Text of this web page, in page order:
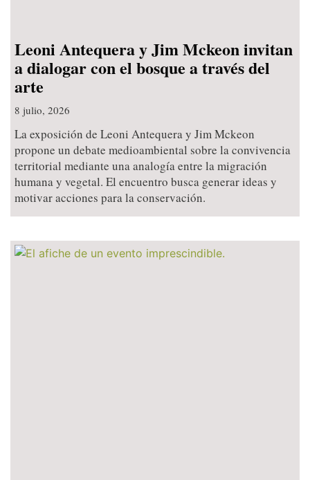
Leoni Antequera y Jim Mckeon invitan
a dialogar con el bosque a través del
arte
8 julio, 2026
La exposición de Leoni Antequera y Jim Mckeon
propone un debate medioambiental sobre la convivencia
territorial mediante una analogía entre la migración
humana y vegetal. El encuentro busca generar ideas y
motivar acciones para la conservación.